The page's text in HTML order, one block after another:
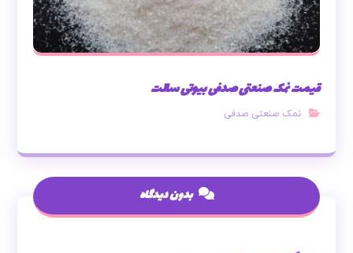
قیمت نمک صنعتی صدفی بیوتی سالت
نمک صنعتی صدفی
بدون دیدگاه